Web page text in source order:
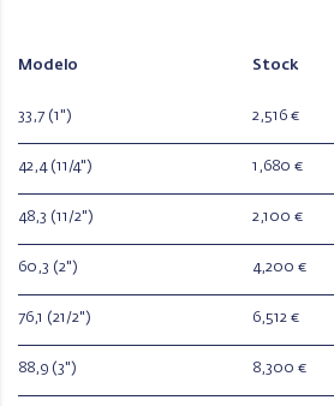
Modelo Stock
33,7 (1") 2,516 €
42,4 (11/4") 1,680 €
48,3 (11/2") 2,100 €
60,3 (2") 4,200 €
76,1 (21/2") 6,512 €
88,9 (3") 8,300 €